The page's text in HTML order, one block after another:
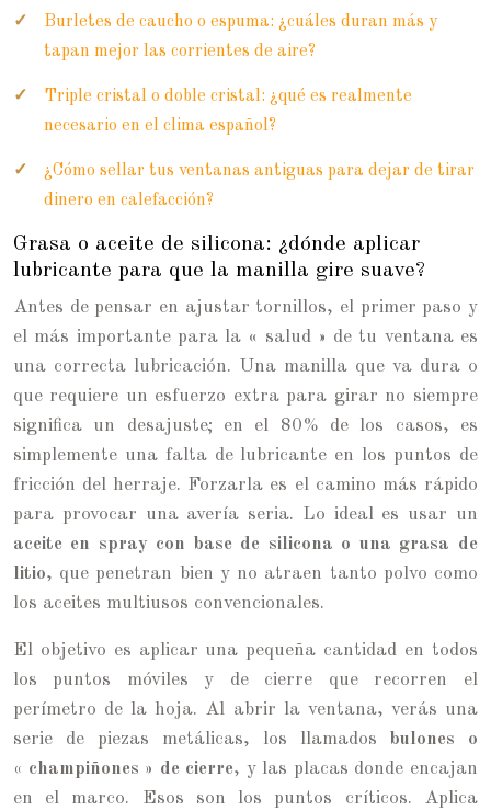
Burletes de caucho o espuma: ¿cuáles duran más y
tapan mejor las corrientes de aire?
Triple cristal o doble cristal: ¿qué es realmente
necesario en el clima español?
¿Cómo sellar tus ventanas antiguas para dejar de tirar
dinero en calefacción?
Grasa o aceite de silicona: ¿dónde aplicar
lubricante para que la manilla gire suave?
Antes de pensar en ajustar tornillos, el primer paso y
el más importante para la « salud » de tu ventana es
una correcta lubricación. Una manilla que va dura o
que requiere un esfuerzo extra para girar no siempre
significa un desajuste; en el 80% de los casos, es
simplemente una falta de lubricante en los puntos de
fricción del herraje. Forzarla es el camino más rápido
para provocar una avería seria. Lo ideal es usar un
aceite en spray con base de silicona o una grasa de
litio, que penetran bien y no atraen tanto polvo como
los aceites multiusos convencionales.
El objetivo es aplicar una pequeña cantidad en todos
los puntos móviles y de cierre que recorren el
perímetro de la hoja. Al abrir la ventana, verás una
serie de piezas metálicas, los llamados bulones o
« champiñones » de cierre, y las placas donde encajan
en el marco. Esos son los puntos críticos. Aplica